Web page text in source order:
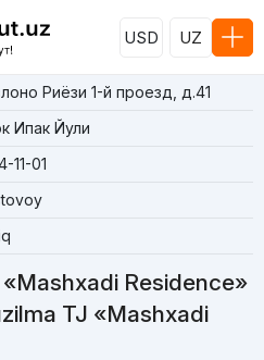
USD UZ
Риёзи 1-й проезд, д.41
Ипак Йули
11-01
Residence»
TJ «Mashxadi